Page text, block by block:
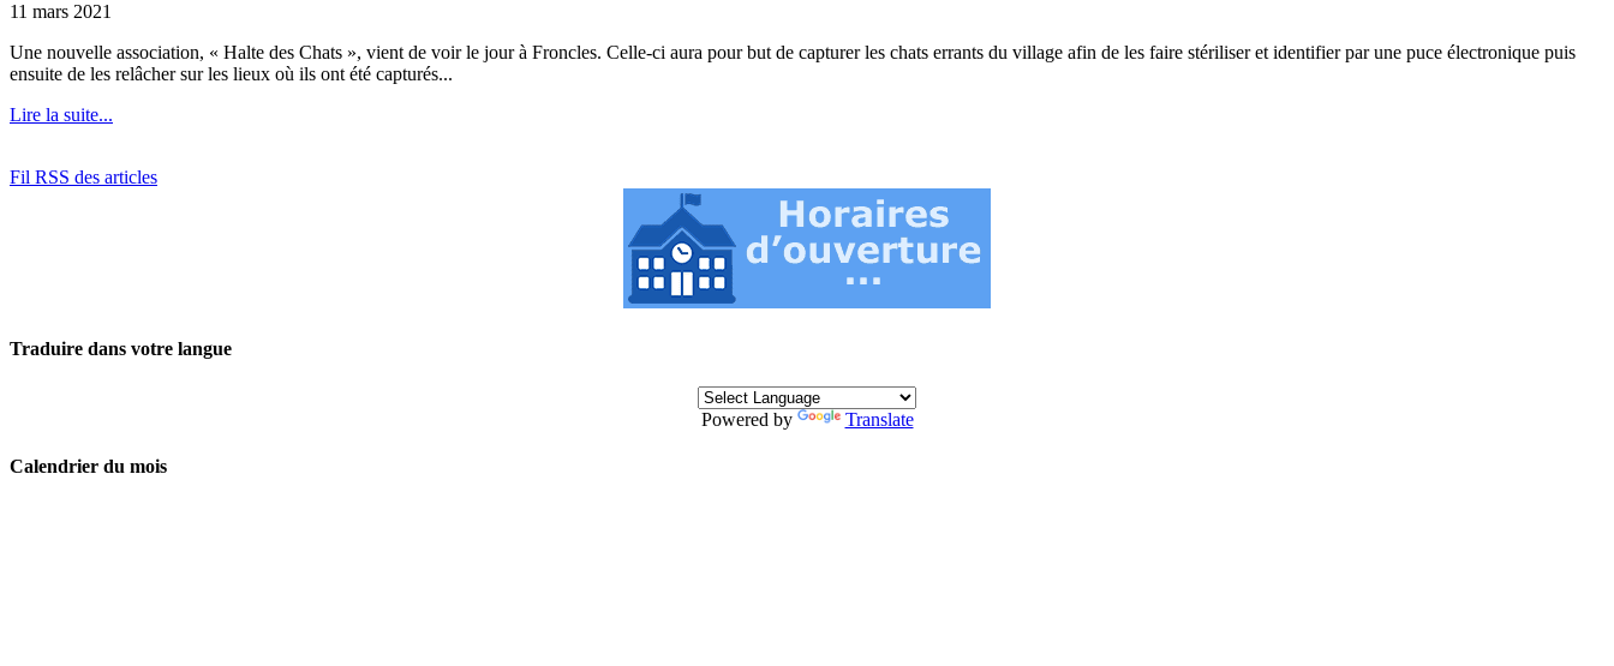
11 mars 2021
Une nouvelle association, « Halte des Chats », vient de voir le jour à Froncles. Celle-ci aura pour but de capturer les chats errants du village afin de les faire stériliser et identifier par une puce électronique puis
ensuite de les relâcher sur les lieux où ils ont été capturés...
Lire la suite...
Fil RSS des articles
Traduire dans votre langue
Powered by Translate
Calendrier du mois